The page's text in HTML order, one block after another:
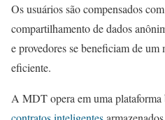
Os usuários são compensados
compartilhamento de dados
e provedores se beneficiam de
eficiente.
A MDT opera em uma plataforma